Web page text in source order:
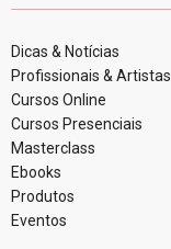
Dicas & Notícias
Profissionais & Artistas
Cursos Online
Cursos Presenciais
Masterclass
Ebooks
Produtos
Eventos